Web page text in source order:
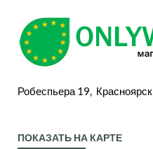
Робеспьера 19, Красноярск
ПОКАЗАТЬ НА КАРТЕ